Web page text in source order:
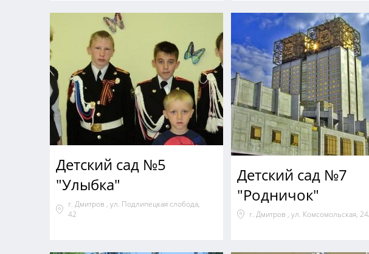
Детский сад №5
"Улыбка"
г. Дмитров , ул. Подлипецкая слобода,
42
Детский сад №7
"Родничок"
г. Дмитров , ул. Комсомольская,